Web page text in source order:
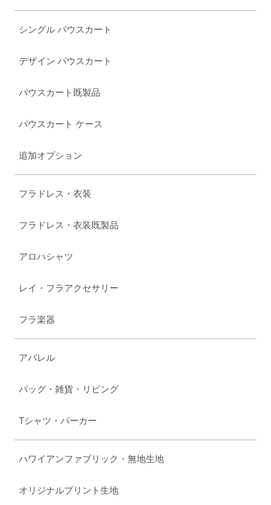
シングル パウスカート
デザイン パウスカート
パウスカート既製品
パウスカート ケース
追加オプション
フラドレス・衣装
フラドレス・衣装既製品
アロハシャツ
レイ・フラアクセサリー
フラ楽器
アパレル
バッグ・雑貨・リビング
Tシャツ・パーカー
ハワイアンファブリック・無地生地
オリジナルプリント生地